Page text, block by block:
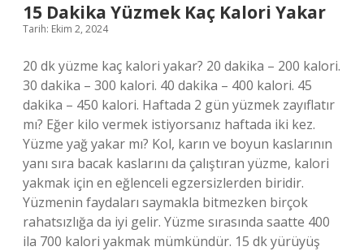
15 Dakika Yüzmek Kaç Kalori Yakar
Tarih: Ekim 2, 2024
20 dk yüzme kaç kalori yakar? 20 dakika – 200 kalori.
30 dakika – 300 kalori. 40 dakika – 400 kalori. 45
dakika – 450 kalori. Haftada 2 gün yüzmek zayıflatır
mı? Eğer kilo vermek istiyorsanız haftada iki kez.
Yüzme yağ yakar mı? Kol, karın ve boyun kaslarının
yanı sıra bacak kaslarını da çalıştıran yüzme, kalori
yakmak için en eğlenceli egzersizlerden biridir.
Yüzmenin faydaları saymakla bitmezken birçok
rahatsızlığa da iyi gelir. Yüzme sırasında saatte 400
ila 700 kalori yakmak mümkündür. 15 dk yürüyüş